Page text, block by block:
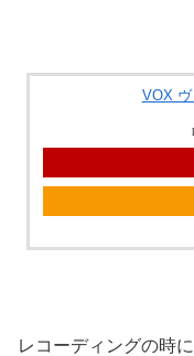
VOX
レコーディングの時に